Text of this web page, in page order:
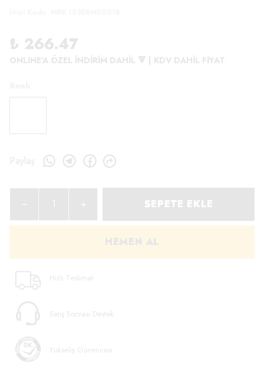
₺ 266.47
ONLINE'A ÖZEL İNDİRİM DAHİL 🔻 | KDV DAHİL FİYAT
Paylaş
SEPETE EKLE
HEMEN AL
Hızlı Teslimat
Satış Sonrası Destek
Yükseliş Güvencesi